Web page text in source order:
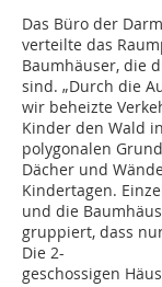
Das Büro der
verteilte das
Baumhäuser, die
sind. „Durch die
wir beheizte
Kinder den Wald
polygonalen
Dächer und
Kindertagen.
und die
gruppiert, dass
Die 2-
geschossigen